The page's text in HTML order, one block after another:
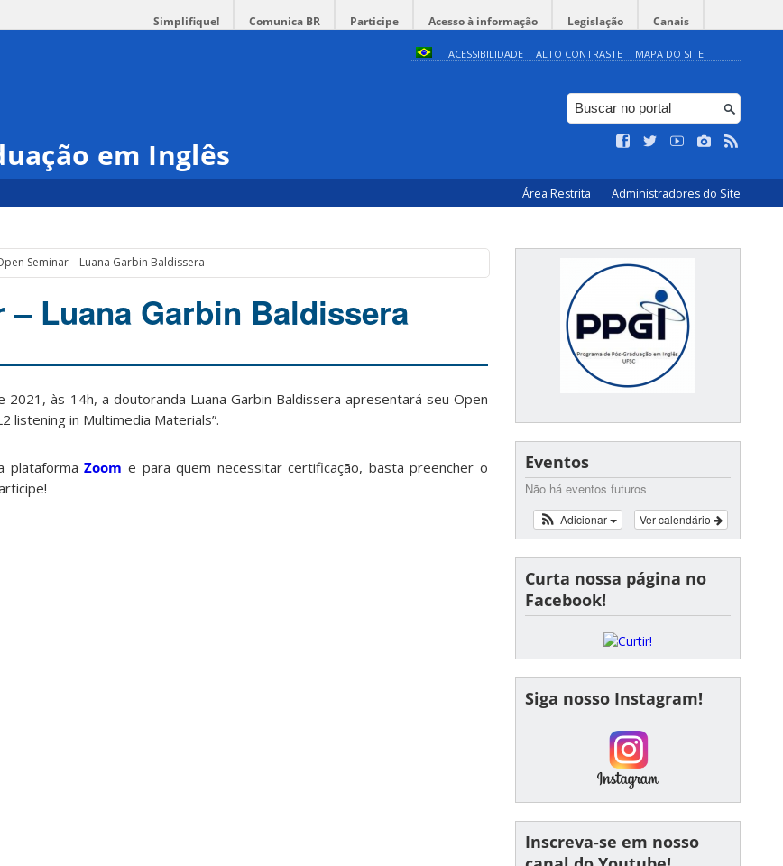
Simplifique! Comunica BR Participe Acesso à informação Legislação Canais
ACESSIBILIDADE ALTO CONTRASTE MAPA DO SITE
em Inglês
Área Restrita Administradores do Site
Seminar – Luana Garbin Baldissera
– Luana Garbin Baldissera
às 14h, a doutoranda Luana Garbin Baldissera apresentará seu Open
listening in Multimedia Materials”.
plataformaZoom e para quem necessitar certificação, basta preencher o
Eventos
Não há eventos futuros
Ver calendário
Adicionar
Curta nossa página no
Facebook!
Siga nosso Instagram!
Inscreva-se em nosso